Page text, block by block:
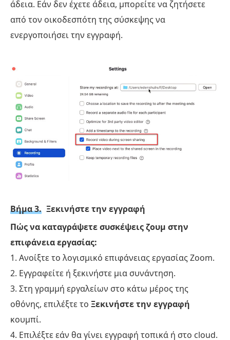
άδεια. Εάν δεν έχετε άδεια, μπορείτε να ζητήσετε
από τον οικοδεσπότη της σύσκεψης να
ενεργοποιήσει την εγγραφή.
Βήμα 3. Ξεκινήστε την εγγραφή
Πώς να καταγράψετε συσκέψεις ζουμ στην
επιφάνεια εργασίας:
1. Ανοίξτε το λογισμικό επιφάνειας εργασίας Zoom.
2. Εγγραφείτε ή ξεκινήστε μια συνάντηση.
3. Στη γραμμή εργαλείων στο κάτω μέρος της
οθόνης, επιλέξτε το Ξεκινήστε την εγγραφή
κουμπί.
4. Επιλέξτε εάν θα γίνει εγγραφή τοπικά ή στο cloud.